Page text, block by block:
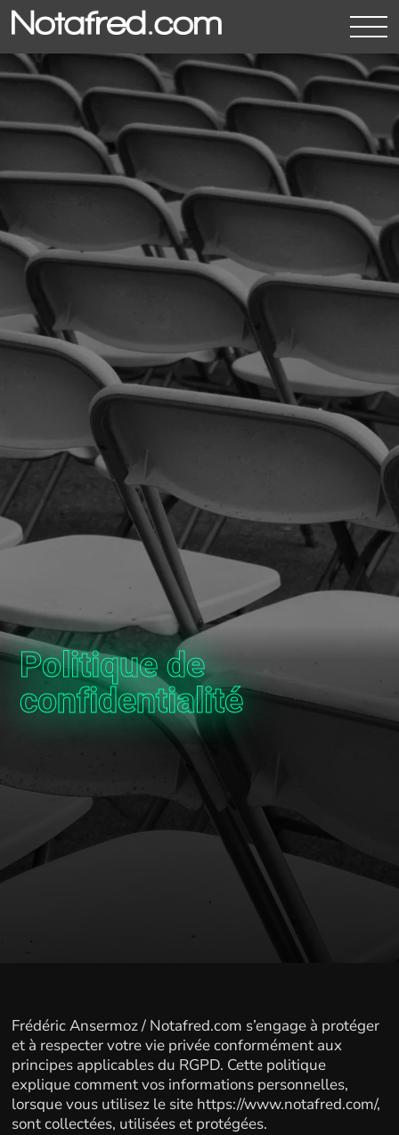
Politique de
confidentialité
Frédéric Ansermoz / Notafred.com s’engage à protéger
et à respecter votre vie privée conformément aux
principes applicables du RGPD. Cette politique
explique comment vos informations personnelles,
lorsque vous utilisez le site https://www.notafred.com/,
sont collectées, utilisées et protégées.